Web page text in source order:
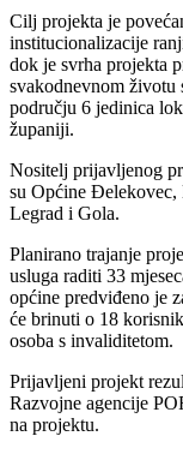
Cilj projekta je
institucionalizacije
dok je svrha projekta
svakodnevnom životu
području 6 jedinica
županiji.
Nositelj prijavljenog
su Općine
Legrad i Gola.
Planirano trajanje
usluga raditi 33
općine predviđeno je
će brinuti o 18
osoba s invaliditetom.
Prijavljeni projekt
Razvojne agencije
na projektu.